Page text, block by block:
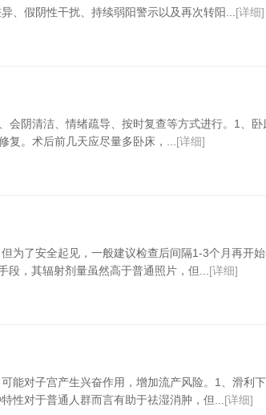
、假阴性干扰、持续弱阳警示以及再次转阳... [详细]
阴清洁、情绪疏导、按时复查等方式进行。1、卧
。术后前几天应尽量多卧床，... [详细]
为了安全起见，一般建议检查后间隔1-3个月再开
，其辐射剂量虽然高于普通照片，但... [详细]
能对子宫产生兴奋作用，增加流产风险。1、滑利
性对于普通人群而言有助于祛湿消肿，但... [详细]